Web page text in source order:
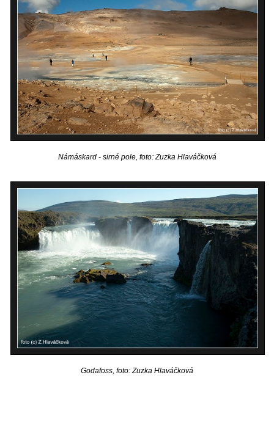
Námáskard - sirné pole, foto: Zuzka Hlaváčková
Godafoss, foto: Zuzka Hlaváčková